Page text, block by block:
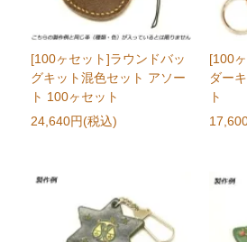
[100ヶセット]ラウンドバッ
グキット混色セット アソー
ト 100ヶセット
24,640円(税込)
[100
ダー
ト